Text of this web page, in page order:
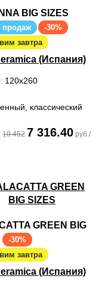
BIG SIZES
продаж
-30%
завтра
(Испания)
120x260
классический
10 452 7 316.40 руб./
GREEN BIG
-30%
завтра
(Испания)